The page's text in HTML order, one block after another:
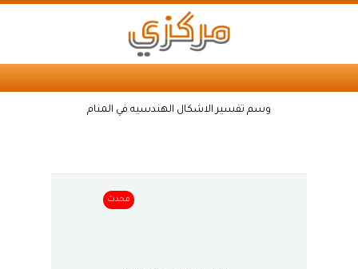
وسم تفسير الاشكال الهندسيه في المنام
محدث